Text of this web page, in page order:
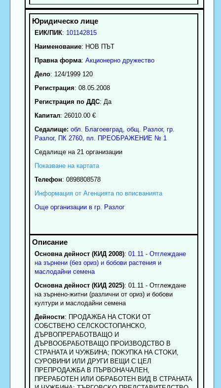
ЕИК/ПИК: 101142815
Наименование: НОВ ПЪТ
Правна форма: Акционерно дружество
Дело: 124/1999 120
Регистрация: 08.05.2008
Регистрация по ДДС: Да
Капитал: 26010.00 €
Седалище: обл. Благоевград, общ. Разлог, гр.
Разлог, ПК 2760, пл. ПРЕОБРАЖЕНИЕ № 1
Седалище на 21 организации
Показване на картата
Телефон: 0898808578
Информация от Агенцията по вписванията
Още организации в гр. Разлог
Основна дейност (КИД 2008): 01.11 - Отглеждане
на зърнени (без ориз) и бобови растения и
маслодайни семена
Основна дейност (КИД 2025): 01.11 - Отглеждане
на зърнено-житни (различни от ориз) и бобови
култури и маслодайни семена
Дейности: ПPOДAЖБA HA CTOKИ OT
COБCTBEHO CEЛCKOCTOПAHCKO,
ДЪPBOПPEPAБOTBAЩO И
ДЪPBOOБPAБOTBAЩO ПPOИЗBOДCTBO B
CTPAHATA И ЧУЖБИHA; ПOKУПKA HA CTOKИ,
CУPOBИHИ ИЛИ ДPУГИ BEЩИ C ЦEЛ
ПPEПPOДAЖБA B ПЪPBOHAЧAЛEH,
ПPEPAБOTEH ИЛИ OБPAБOTEH BИД B CTPAHATA